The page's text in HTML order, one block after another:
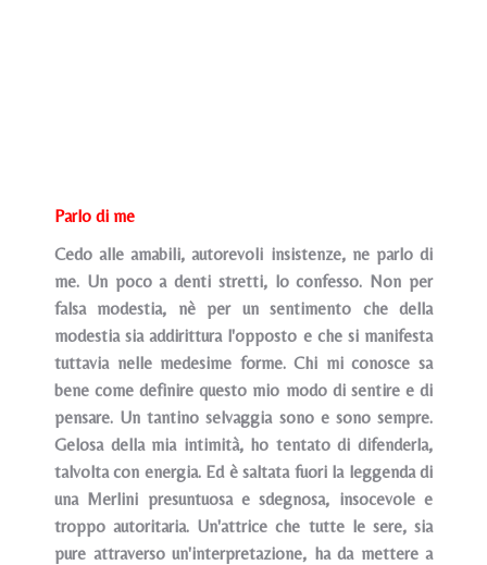
Parlo di me
Cedo alle amabili, autorevoli insistenze, ne parlo di
me. Un poco a denti stretti, lo confesso. Non per
falsa modestia, nè per un sentimento che della
modestia sia addirittura l'opposto e che si manifesta
tuttavia nelle medesime forme. Chi mi conosce sa
bene come definire questo mio modo di sentire e di
pensare. Un tantino selvaggia sono e sono sempre.
Gelosa della mia intimità, ho tentato di difenderla,
talvolta con energia. Ed è saltata fuori la leggenda di
una Merlini presuntuosa e sdegnosa, insocevole e
troppo autoritaria. Un'attrice che tutte le sere, sia
pure attraverso un'interpretazione, ha da mettere a